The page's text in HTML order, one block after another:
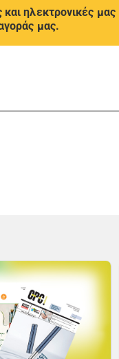
ηλεκτρονικές μας
μας.